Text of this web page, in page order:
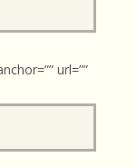
url=””